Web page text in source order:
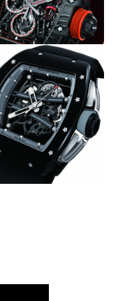
め上げた複雑機構
MILLE
ウルトラライト トゥ
ン スプリットセコン
グラフ マクラーレン
対称ケース
MILLE
ヨハン・ブレイク グ
ィション